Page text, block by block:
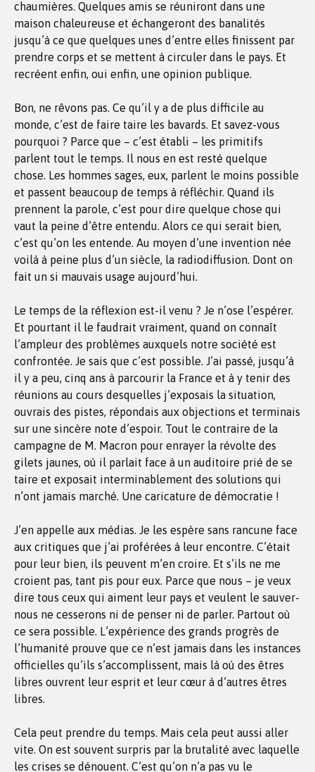
chaumières. Quelques amis se réuniront dans une
maison chaleureuse et échangeront des banalités
jusqu’à ce que quelques unes d’entre elles finissent par
prendre corps et se mettent à circuler dans le pays. Et
recréent enfin, oui enfin, une opinion publique.
Bon, ne rêvons pas. Ce qu’il y a de plus difficile au
monde, c’est de faire taire les bavards. Et savez-vous
pourquoi ? Parce que – c’est établi – les primitifs
parlent tout le temps. Il nous en est resté quelque
chose. Les hommes sages, eux, parlent le moins possible
et passent beaucoup de temps à réfléchir. Quand ils
prennent la parole, c’est pour dire quelque chose qui
vaut la peine d’être entendu. Alors ce qui serait bien,
c’est qu’on les entende. Au moyen d’une invention née
voilà à peine plus d’un siècle, la radiodiffusion. Dont on
fait un si mauvais usage aujourd’hui.
Le temps de la réflexion est-il venu ? Je n’ose l’espérer.
Et pourtant il le faudrait vraiment, quand on connaît
l’ampleur des problèmes auxquels notre société est
confrontée. Je sais que c’est possible. J’ai passé, jusqu’à
il y a peu, cinq ans à parcourir la France et à y tenir des
réunions au cours desquelles j’exposais la situation,
ouvrais des pistes, répondais aux objections et terminais
sur une sincère note d’espoir. Tout le contraire de la
campagne de M. Macron pour enrayer la révolte des
gilets jaunes, où il parlait face à un auditoire prié de se
taire et exposait interminablement des solutions qui
n’ont jamais marché. Une caricature de démocratie !
J’en appelle aux médias. Je les espère sans rancune face
aux critiques que j’ai proférées à leur encontre. C’était
pour leur bien, ils peuvent m’en croire. Et s’ils ne me
croient pas, tant pis pour eux. Parce que nous – je veux
dire tous ceux qui aiment leur pays et veulent le sauver-
nous ne cesserons ni de penser ni de parler. Partout où
ce sera possible. L’expérience des grands progrès de
l’humanité prouve que ce n’est jamais dans les instances
officielles qu’ils s’accomplissent, mais là où des êtres
libres ouvrent leur esprit et leur cœur à d’autres êtres
libres.
Cela peut prendre du temps. Mais cela peut aussi aller
vite. On est souvent surpris par la brutalité avec laquelle
les crises se dénouent. C’est qu’on n’a pas vu le